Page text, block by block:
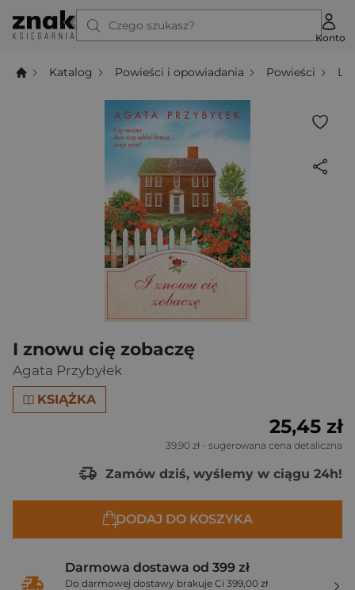
Czego szukasz?
Konto
Katalog Powieści i opowiadania Powieści
I znowu cię zobaczę
Agata Przybyłek
KSIĄŻKA
25,45 zł
39,90 zł - sugerowana cena detaliczna
Zamów dziś, wyślemy w ciągu 24h!
DODAJ DO KOSZYKA
Darmowa dostawa od 399 zł
Do darmowej dostawy brakuje Ci 399,00 zł